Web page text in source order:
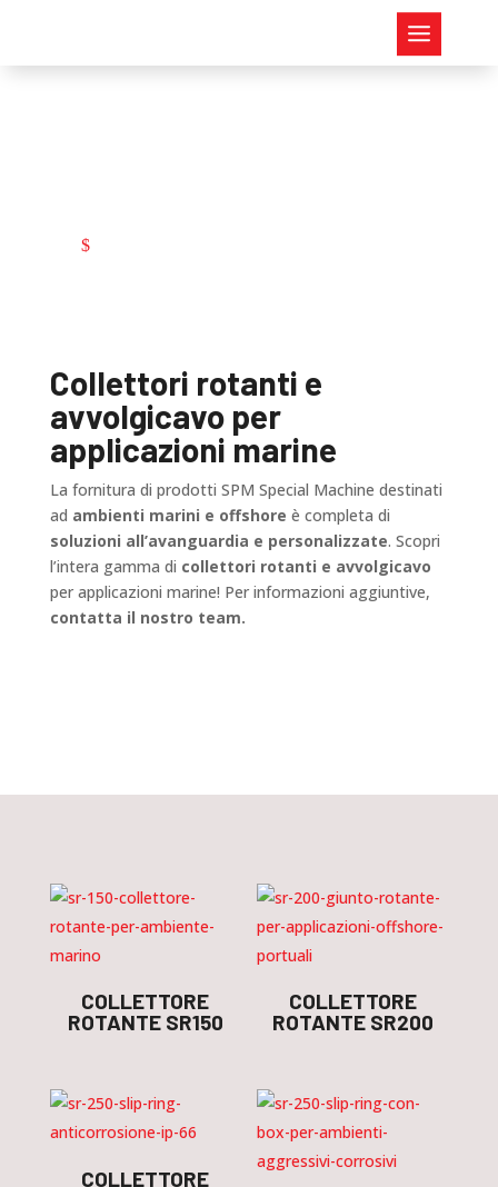
$
Collettori rotanti e
avvolgicavo per
applicazioni marine
La fornitura di prodotti SPM Special Machine destinati
ad ambienti marini e offshore è completa di
soluzioni all’avanguardia e personalizzate. Scopri
l’intera gamma di collettori rotanti e avvolgicavo
per applicazioni marine! Per informazioni aggiuntive,
contatta il nostro team.
COLLETTORE
ROTANTE SR150
COLLETTORE
ROTANTE SR200
COLLETTORE